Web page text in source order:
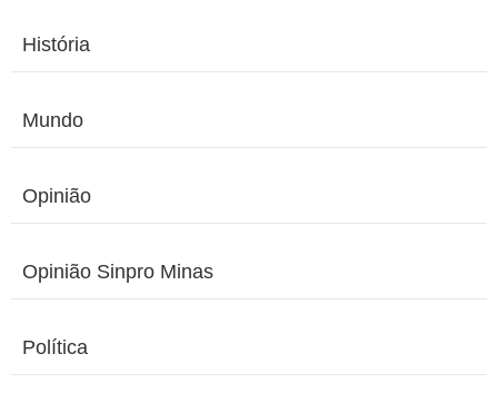
História
Mundo
Opinião
Opinião Sinpro Minas
Política